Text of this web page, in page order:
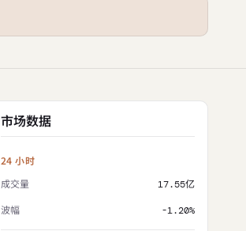
市场数据
24 小时
成交量
17.55亿
波幅 -1.20%